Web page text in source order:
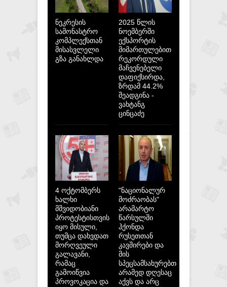
ნეკრესის
სამონასტრო
კომპლექსთან
მისასვლელი
გზა განახლდა
2025 წლის
ნოემბერში
ექსპორტის
მიმართულებით
რეკორდული
მაჩვენებელი
დაფიქსირდა,
ზრდამ 44.2%
შეადგინა -
ვახტანგ
ცინცაძე
4 ოქტომბერს
ხალხი
მშვიდობიანი
პროტესტისთვის
იყო მისული,
თუმცა დახვდათ
მორღვეული
გალავანი,
რამაც
გამოიწვია
პროვოკაცია და
"ნაციონალურ
მოძრაობას"
არამარტო
წარსულში
ჰქონდა
რუსეთთან
კავშირები და
მის
სპეცსამსახურებთან,
არამედ დღესაც
აქვს და არც